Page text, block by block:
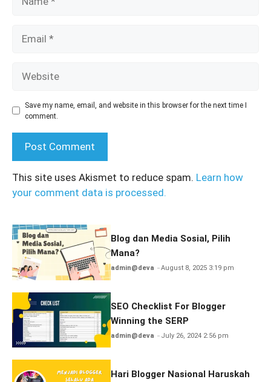
Save my name, email, and website in this browser for the next time I
comment.
This site uses Akismet to reduce spam. Learn how
your comment data is processed.
Blog dan Media Sosial, Pilih
Mana?
admin@deva August 8, 2025 3:19 pm
SEO Checklist For Blogger
Winning the SERP
admin@deva July 26, 2024 2:56 pm
Hari Blogger Nasional Haruskah